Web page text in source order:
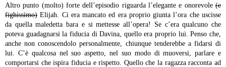
Altro punto (molto) forte dell’episodio riguarda l’elegante e onorevole (e
fighissimo) Elijah. Ci era mancato ed era proprio giunta l’ora che uscisse
da quella maledetta bara e si mettesse all’opera! Se c’era qualcuno che
poteva guadagnarsi la fiducia di Davina, quello era proprio lui. Penso che,
anche non conoscendolo personalmente, chiunque tenderebbe a fidarsi di
lui. C’è qualcosa nel suo aspetto, nel suo modo di muoversi, parlare e
comportarsi che ispira fiducia e rispetto. Quello che la ragazza racconta ad